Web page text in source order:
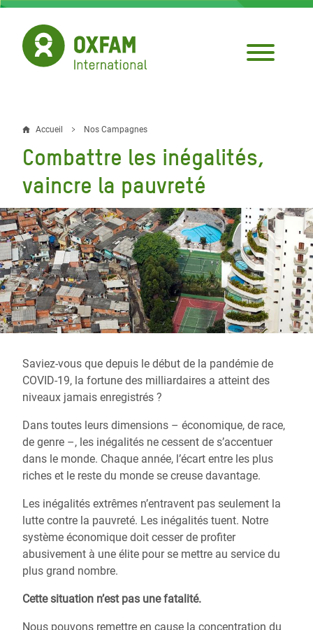
Aller
contenu
principal
Fil
d'Ariane
Accueil Nos Campagnes
Combattre les inégalités,
vaincre la pauvreté
Saviez-vous que depuis le début de la pandémie de
COVID-19, la fortune des milliardaires a atteint des
niveaux jamais enregistrés ?
Dans toutes leurs dimensions – économique, de race,
de genre –, les inégalités ne cessent de s’accentuer
dans le monde. Chaque année, l’écart entre les plus
riches et le reste du monde se creuse davantage.
Les inégalités extrêmes n’entravent pas seulement la
lutte contre la pauvreté. Les inégalités tuent. Notre
système économique doit cesser de profiter
abusivement à une élite pour se mettre au service du
plus grand nombre.
Cette situation n’est pas une fatalité.
Nous pouvons remettre en cause la concentration du